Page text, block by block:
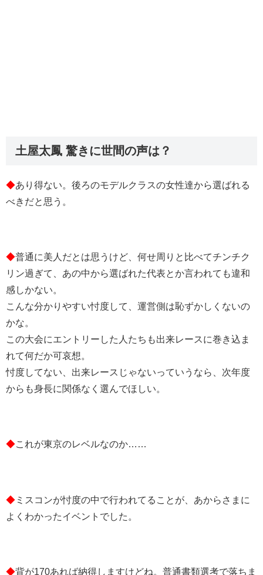
土屋太鳳 驚きに世間の声は？
◆あり得ない。後ろのモデルクラスの女性達から選ばれる
べきだと思う。
◆普通に美人だとは思うけど、何せ周りと比べてチンチク
リン過ぎて、あの中から選ばれた代表とか言われても違和
感しかない。
こんな分かりやすい忖度して、運営側は恥ずかしくないの
かな。
この大会にエントリーした人たちも出来レースに巻き込ま
れて何だか可哀想。
忖度してない、出来レースじゃないっていうなら、次年度
からも身長に関係なく選んでほしい。
◆これが東京のレベルなのか……
◆ ミスコンが忖度の中で行われてることが、あからさまに
よくわかったイベントでした。
◆背が170あれば納得しますけどね。普通書類選考で落ちま